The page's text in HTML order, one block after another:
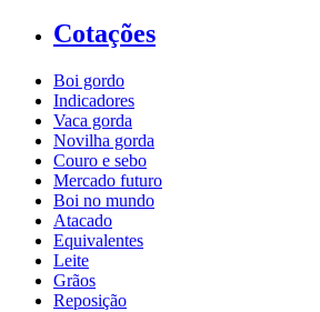
Cotações
Boi gordo
Indicadores
Vaca gorda
Novilha gorda
Couro e sebo
Mercado futuro
Boi no mundo
Atacado
Equivalentes
Leite
Grãos
Reposição